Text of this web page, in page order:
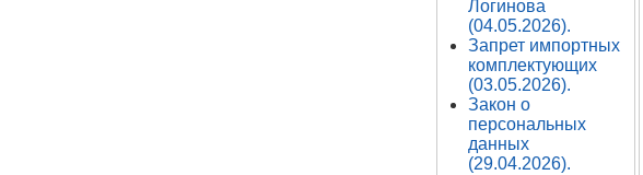
Логинова
(04.05.2026).
Запрет импортных
комплектующих
(03.05.2026).
Закон о
персональных
данных
(29.04.2026).